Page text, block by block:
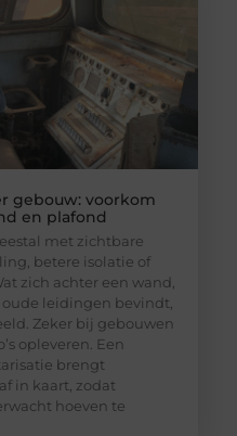
gebouw: voorkom
en plafond
met zichtbare
betere isolatie of
zich achter een wand,
leidingen bevindt,
Zeker bij gebouwen
opleveren. Een
brengt
in kaart, zodat
hoeven te